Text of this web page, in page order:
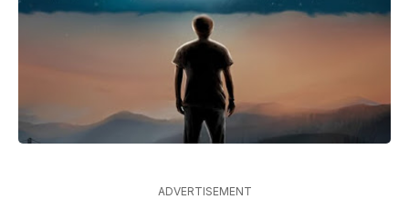
ADVERTISEMENT